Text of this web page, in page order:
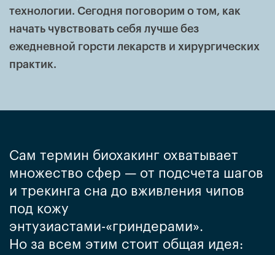
технологии. Сегодня поговорим о том, как
начать чувствовать себя лучше без
ежедневной горсти лекарств и хирургических
практик.
Сам термин биохакинг охватывает
множество сфер — от подсчета шагов
и трекинга сна до вживления чипов
под кожу
энтузиастами-«гриндерами».
Но за всем этим стоит общая идея: